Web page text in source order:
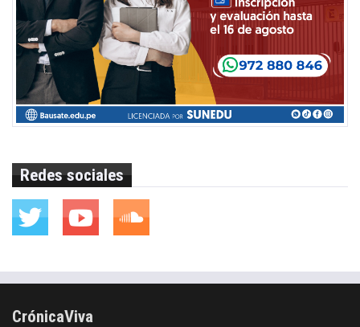
Redes sociales
CrónicaViva